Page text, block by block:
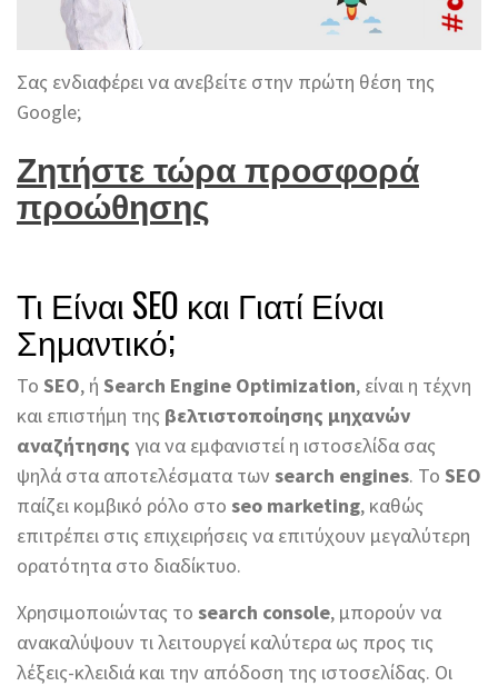
Σας ενδιαφέρει να ανεβείτε στην πρώτη θέση της
Google;
Ζητήστε τώρα προσφορά
προώθησης
Τι Είναι SEO και Γιατί Είναι
Σημαντικό;
Το SEO, ή Search Engine Optimization, είναι η τέχνη
και επιστήμη της βελτιστοποίησης μηχανών
αναζήτησης για να εμφανιστεί η ιστοσελίδα σας
ψηλά στα αποτελέσματα των search engines. Το SEO
παίζει κομβικό ρόλο στο seo marketing, καθώς
επιτρέπει στις επιχειρήσεις να επιτύχουν μεγαλύτερη
ορατότητα στο διαδίκτυο.
Χρησιμοποιώντας το search console, μπορούν να
ανακαλύψουν τι λειτουργεί καλύτερα ως προς τις
λέξεις-κλειδιά και την απόδοση της ιστοσελίδας. Οι